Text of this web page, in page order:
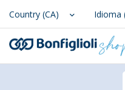
Country (CA) Idioma
1st, support for